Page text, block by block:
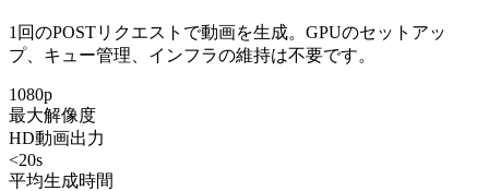
1回のPOSTリクエストで動画を生成。GPUのセットアッ
プ、キュー管理、インフラの維持は不要です。
1080p
最大解像度
HD動画出力
<20s
平均生成時間